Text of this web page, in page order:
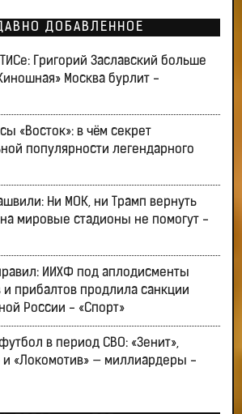
ДОБАВЛЕННОЕ
Григорий Заславский больше
Москва бурлит -
«Восток»: в чём секрет
популярности легендарного
Ни МОК, ни Трамп вернуть
мировые стадионы не помогут -
ИИХФ под аплодисменты
и прибалтов продлила санкции
России - «Спорт»
в период СВО: «Зенит»,
и «Локомотив» — миллиардеры -